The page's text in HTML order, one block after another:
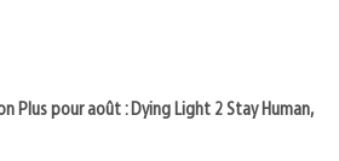
Plus pour août : Dying Light 2 Stay Human,